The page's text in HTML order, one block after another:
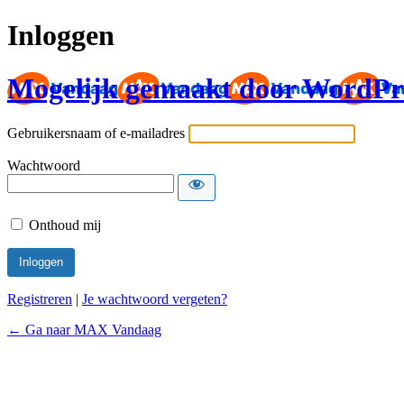
Inloggen
Mogelijk gemaakt door
Gebruikersnaam of e-mailadres
Wachtwoord
Onthoud mij
Registreren | Je wachtwoord vergeten?
← Ga naar MAX Vandaag